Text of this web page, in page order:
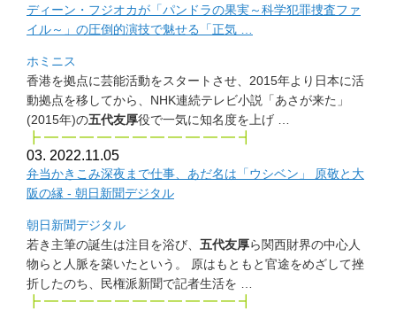
ディーン・フジオカが「パンドラの果実～科学犯罪捜査ファ
イル～ 」の圧倒的演技で魅せる「正気 …
ホミニス
香港を拠点に芸能活動をスタートさせ、 2015年より日本に活
動拠点を移してから、 NHK連続テレビ小説「あさが来た」
(2015年)の五代友厚役で一気に知名度を上げ …
┣ ━ ━ ━ ━ ━ ━ ━ ━ ━ ━ ━ ┫
03. 2022.11.05
弁当かきこみ深夜まで仕事、あだ名は「ウシベン」 原敬と大
阪の縁 - 朝日新聞デジタル
朝日新聞デジタル
若き主筆の誕生は注目を浴び、 五代友厚ら関西財界の中心人
物らと 人脈を築いたという。 原はもともと官途をめざして挫
折したのち、
民権派新聞で記者生活を …
┣ ━ ━ ━ ━ ━ ━ ━ ━ ━ ━ ━ ┫